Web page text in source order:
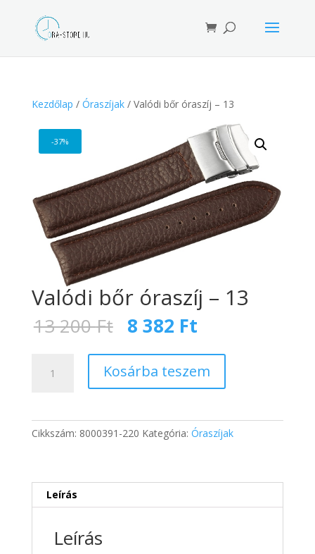
search
Kezdőlap / Óraszíjak/ Valódi bőr óraszíj – 13
-37%
Valódi bőr óraszíj – 13
13 200Ft Original
price
was:
13
200 Ft.
8 382 Ft
is:
8
382 Ft.
13
Kosárba teszem
Cikkszám: 8000391-220 Kategória: Óraszíjak
Leírás
Leírás